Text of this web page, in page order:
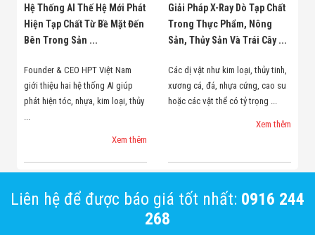
Hệ Thống AI Thế Hệ Mới Phát
Hiện Tạp Chất Từ Bề Mặt Đến
Bên Trong Sản ...
Founder & CEO HPT Việt Nam
giới thiệu hai hệ thống AI giúp
phát hiện tóc, nhựa, kim loại, thủy
Xem thêm
Giải Pháp X-Ray Dò Tạp Chất
Trong Thực Phẩm, Nông
Sản, Thủy Sản Và Trái Cây ...
Các dị vật như kim loại, thủy tinh,
xương cá, đá, nhựa cứng, cao su
hoặc các vật thể có tỷ trọng ...
Xem thêm
Liên hệ để được báo giá tốt nhất: 0916 244
268